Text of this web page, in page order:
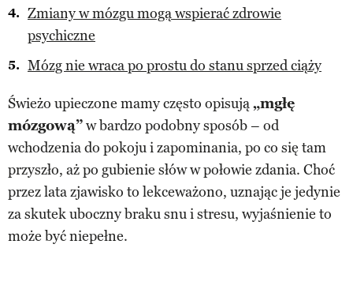
Zmiany w mózgu mogą wspierać zdrowie
psychiczne
Mózg nie wraca po prostu do stanu sprzed ciąży
Świeżo upieczone mamy często opisują„mgłę
mózgową”w bardzo podobny sposób – od
wchodzenia do pokoju i zapominania, po co się tam
przyszło, aż po gubienie słów w połowie zdania. Choć
przez lata zjawisko to lekceważono, uznając je jedynie
za skutek uboczny braku snu i stresu, wyjaśnienie to
może być niepełne.